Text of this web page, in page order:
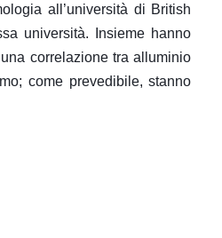
all’università di British
università. Insieme hanno
correlazione tra alluminio
come prevedibile, stanno